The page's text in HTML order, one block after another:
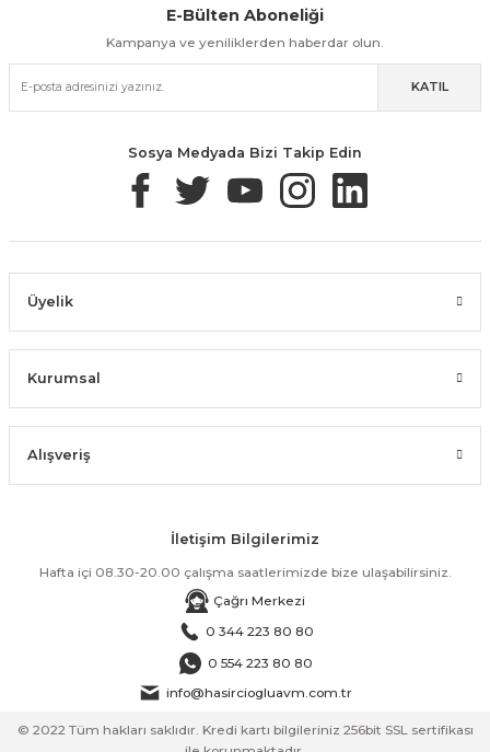
Kolay İade & Değişim Güvenli Alışveriş
Güvenli Paketleme Taksit / Havale İle Alışveriş Kolay İade & Değişim
E-Bülten Aboneliği
Kampanya ve yeniliklerden haberdar olun.
KATIL
Sosya Medyada Bizi Takip Edin
Üyelik
Kurumsal
Alışveriş
İletişim Bilgilerimiz
Hafta içi 08.30-20.00 çalışma saatlerimizde bize ulaşabilirsiniz.
Çağrı Merkezi
0 344 223 80 80
0 554 223 80 80
info@hasirciogluavm.com.tr
© 2022 Tüm hakları saklıdır. Kredi kartı bilgileriniz 256bit SSL sertifikası